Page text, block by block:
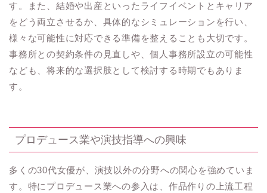
す。また、結婚や出産といったライフイベントとキャリア
をどう両立させるか、具体的なシミュレーションを行い、
様々な可能性に対応できる準備を整えることも大切です。
事務所との契約条件の見直しや、個人事務所設立の可能性
なども、将来的な選択肢として検討する時期でもありま
す。
プロデュース業や演技指導への興味
多くの30代女優が、演技以外の分野への関心を強めていま
す。特にプロデュース業への参入は、作品作りの上流工程